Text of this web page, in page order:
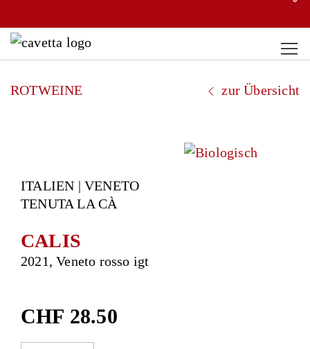
ROTWEINE zur Übersicht
ITALIEN | VENETO
TENUTA LA CÀ
CALIS
2021, Veneto rosso igt
CHF 28.50